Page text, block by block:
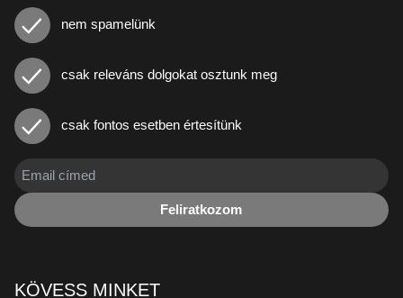
nem spamelünk
csak releváns dolgokat osztunk meg
csak fontos esetben értesítünk
Feliratkozom
KÖVESS MINKET